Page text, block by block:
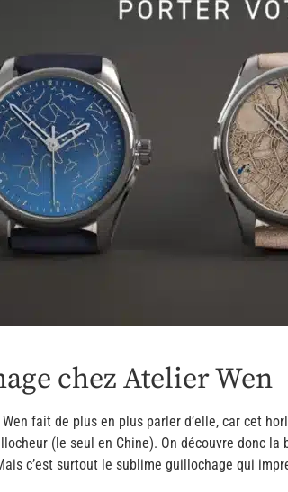
chez Atelier Wen
fait de plus en plus parler d’elle, car cet
(le seul en Chine). On découvre donc
c’est surtout le sublime guillochage qui